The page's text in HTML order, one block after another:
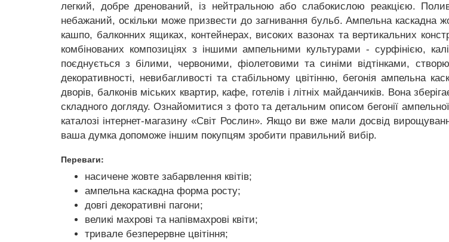
легкий, добре дренований, із нейтральною або слабокислою реакцією.
небажаний, оскільки може призвести до загнивання бульб. Ампельна каскадна
кашпо, балконних ящиках, контейнерах, високих вазонах та вертикальних
комбінованих композиціях з іншими ампельними культурами - сурфінією,
поєднується з білими, червоними, фіолетовими та синіми відтінками,
декоративності, невибагливості та стабільному цвітінню, бегонія ампельна
дворів, балконів міських квартир, кафе, готелів і літніх майданчиків. Вона
складного догляду. Ознайомитися з фото та детальним описом бегонії
каталозі інтернет-магазину «Світ Рослин». Якщо ви вже мали досвід
ваша думка допоможе іншим покупцям зробити правильний вибір.
Переваги:
насичене жовте забарвлення квітів;
ампельна каскадна форма росту;
довгі декоративні пагони;
великі махрові та напівмахрові квіти;
тривале безперервне цвітіння;